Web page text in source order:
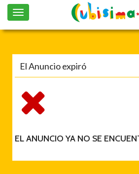
Toggle
navigation
El Anuncio expiró
EL ANUNCIO YA NO SE